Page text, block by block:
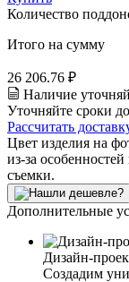
Количество
Итого на сумму
26 206.76 ₽
Наличие
Уточняйте сроки
Рассчитать
Цвет изделия на
из-за
съемки.
Дополнительные
Дизайн-
Создадим